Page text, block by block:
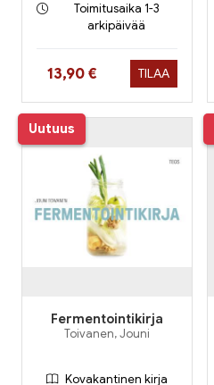
Toimitusaika 1-3
arkipäivää
Hinta nyt
13,90 € TILAA
Uutuus
Fermentointikirja
Toivanen, Jouni
Kovakantinen kirja